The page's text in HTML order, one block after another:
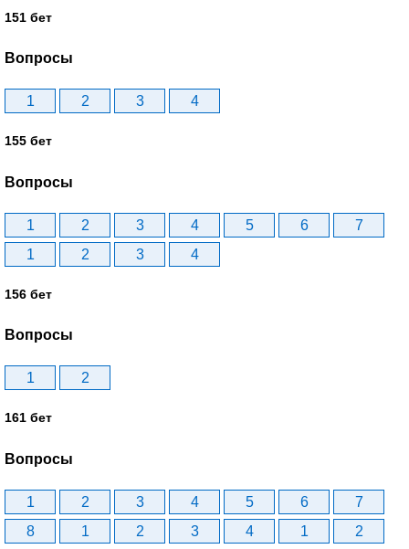
151 бет
Вопросы
1 2 3 4
155 бет
Вопросы
1 2 3 4 5 6
7
1
2 3 4
156 бет
Вопросы
1 2
161 бет
Вопросы
1 2 3 4 5 6
7
8
1 2 3 4 1 2